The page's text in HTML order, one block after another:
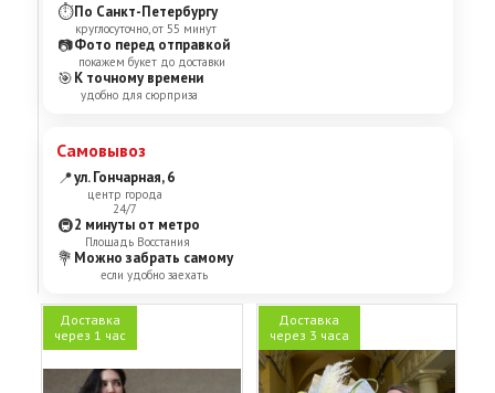
⏱По Санкт-Петербургу
круглосуточно, от 55 минут
📷Фото перед отправкой
покажем букет до доставки
🎯К точному времени
удобно для сюрприза
Самовывоз
📍ул. Гончарная, 6
центр города
24/7
🚇2 минуты от метро
Площадь Восстания
💐 Можно забрать самому
если удобно заехать
Доставка
через 1 час
Доставка
через 3 часа